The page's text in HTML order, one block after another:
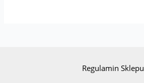
Regulamin Sklepu